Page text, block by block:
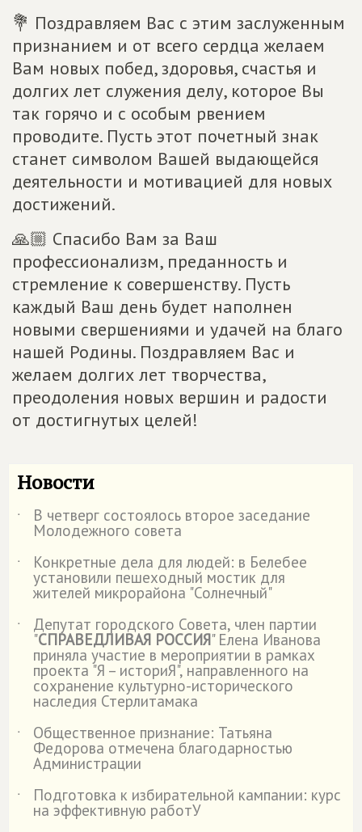
💐 Поздравляем Вас с этим заслуженным
признанием и от всего сердца желаем
Вам новых побед, здоровья, счастья и
долгих лет служения делу, которое Вы
так горячо и с особым рвением
проводите. Пусть этот почетный знак
станет символом Вашей выдающейся
деятельности и мотивацией для новых
достижений.
🙏🏼 Спасибо Вам за Ваш
профессионализм, преданность и
стремление к совершенству. Пусть
каждый Ваш день будет наполнен
новыми свершениями и удачей на благо
нашей Родины. Поздравляем Вас и
желаем долгих лет творчества,
преодоления новых вершин и радости
от достигнутых целей!
Новости
˙ В четверг состоялось второе заседание
Молодежного совета
˙
Конкретные дела для людей: в Белебее
установили пешеходный мостик для
жителей микрорайона "Солнечный"
˙
Депутат городского Совета, член партии
"СПРАВЕДЛИВАЯ РОССИЯ" Елена Иванова
приняла участие в мероприятии в рамках
проекта "Я – историЯ", направленного на
сохранение культурно-исторического
наследия Стерлитамака
˙
Общественное признание: Татьяна
Федорова отмечена благодарностью
Администрации
˙
Подготовка к избирательной кампании: курс
на эффективную работУ